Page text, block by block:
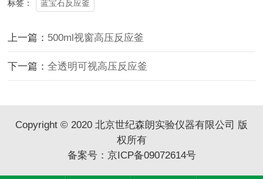
标签： 蓝宝石反应釜
上一篇： 500ml视窗高压反应釜
下一篇：‌全透明可视高压反应釜
Copyright © 2020 北京世纪森朗实验仪器有限公司 版
权所有
备案号： 京ICP备09072614号